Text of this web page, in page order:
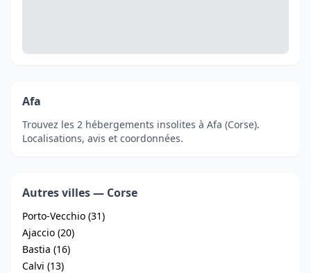
Afa
Trouvez les 2 hébergements insolites à Afa (Corse).
Localisations, avis et coordonnées.
Autres villes — Corse
Porto-Vecchio (31)
Ajaccio (20)
Bastia (16)
Calvi (13)